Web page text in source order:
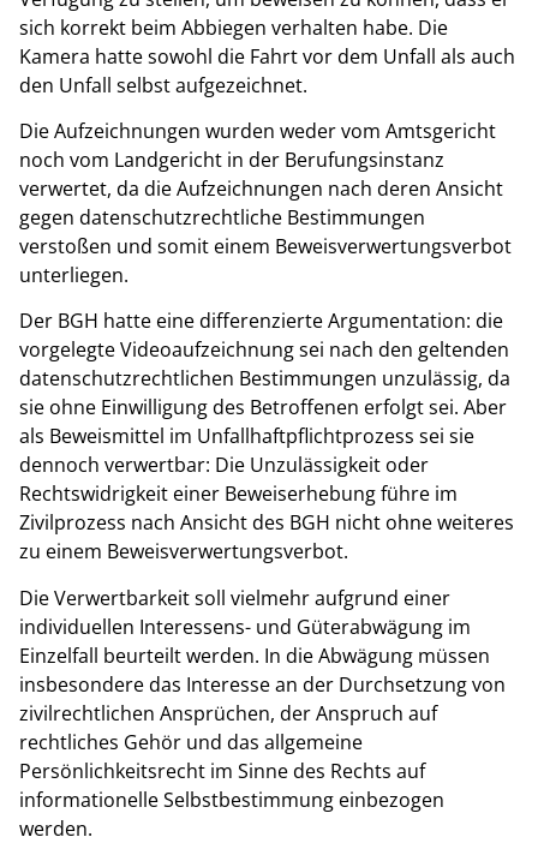
sich korrekt beim Abbiegen verhalten habe. Die
Kamera hatte sowohl die Fahrt vor dem Unfall als auch
den Unfall selbst aufgezeichnet.
Die Aufzeichnungen wurden weder vom Amtsgericht
noch vom Landgericht in der Berufungsinstanz
verwertet, da die Aufzeichnungen nach deren Ansicht
gegen datenschutzrechtliche Bestimmungen
verstoßen und somit einem Beweisverwertungsverbot
unterliegen.
Der BGH hatte eine differenzierte Argumentation: die
vorgelegte Videoaufzeichnung sei nach den geltenden
datenschutzrechtlichen Bestimmungen unzulässig, da
sie ohne Einwilligung des Betroffenen erfolgt sei. Aber
als Beweismittel im Unfallhaftpflichtprozess sei sie
dennoch verwertbar: Die Unzulässigkeit oder
Rechtswidrigkeit einer Beweiserhebung führe im
Zivilprozess nach Ansicht des BGH nicht ohne weiteres
zu einem Beweisverwertungsverbot.
Die Verwertbarkeit soll vielmehr aufgrund einer
individuellen Interessens- und Güterabwägung im
Einzelfall beurteilt werden. In die Abwägung müssen
insbesondere das Interesse an der Durchsetzung von
zivilrechtlichen Ansprüchen, der Anspruch auf
rechtliches Gehör und das allgemeine
Persönlichkeitsrecht im Sinne des Rechts auf
informationelle Selbstbestimmung einbezogen
werden.